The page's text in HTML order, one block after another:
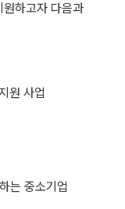
하고자 다음과
원 사업
는 중소기업